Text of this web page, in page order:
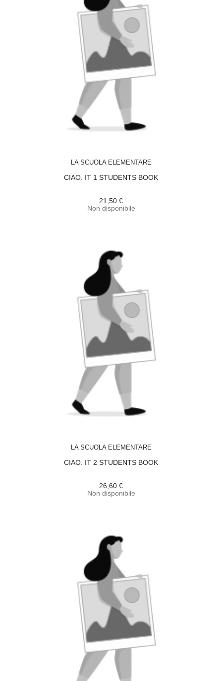
LA SCUOLA ELEMENTARE
CIAO. IT 1 STUDENTS BOOK
21,50 €
Non disponibile
LA SCUOLA ELEMENTARE
CIAO. IT 2 STUDENTS BOOK
26,60 €
Non disponibile